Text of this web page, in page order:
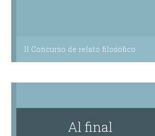
II Concurso de relato filosófico
Al final